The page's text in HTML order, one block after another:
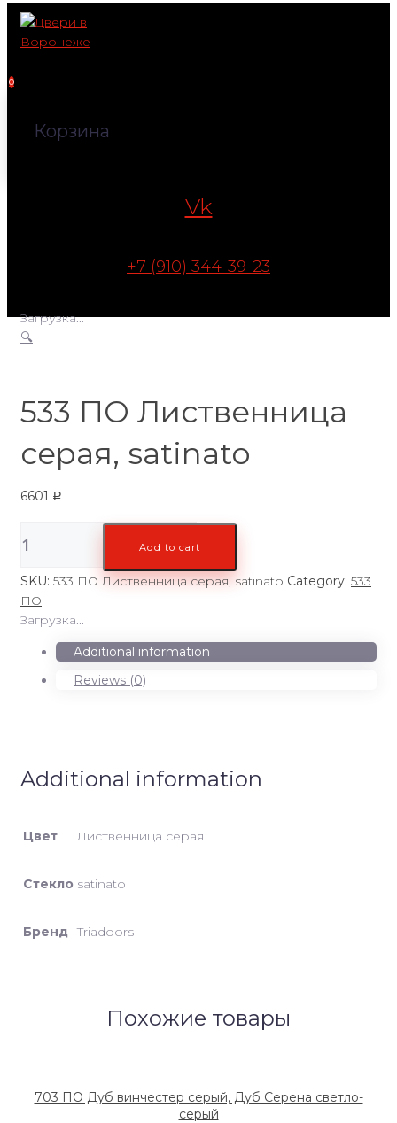
Перейти
контенту
0
Корзина
Vk
+7 (910) 344-39-23
Загрузка...
🔍
533 ПО Лиственница
серая, satinato
6601 Р
ПО
Лиственница
серая,
satinato
quantity
Add to cart
SKU: 533 ПО Лиственница серая, satinato Category: 533
ПО
Загрузка...
Additional information
Reviews (0)
Additional information
Цвет Лиственница серая
Стекло satinato
Бренд Triadoors
Похожие товары
703 ПО Дуб винчестер серый, Дуб Серена светло-
серый